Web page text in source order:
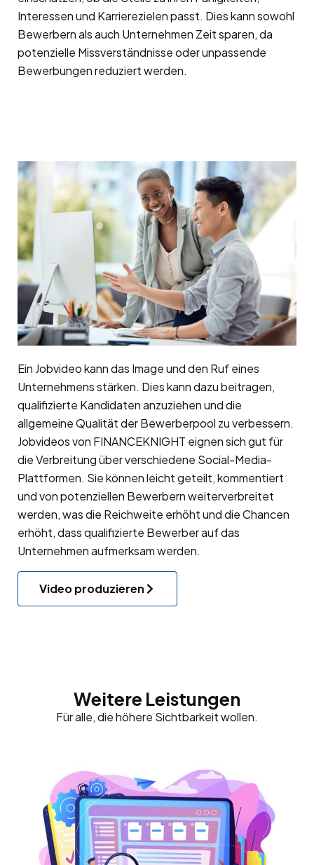
Interessen und Karrierezielen passt. Dies kann sowohl
Bewerbern als auch Unternehmen Zeit sparen, da
potenzielle Missverständnisse oder unpassende
Bewerbungen reduziert werden.
Ein Jobvideo kann das Image und den Ruf eines
Unternehmens stärken. Dies kann dazu beitragen,
qualifizierte Kandidaten anzuziehen und die
allgemeine Qualität der Bewerberpool zu verbessern.
Jobvideos von FINANCEKNIGHT eignen sich gut für
die Verbreitung über verschiedene Social-Media-
Plattformen. Sie können leicht geteilt, kommentiert
und von potenziellen Bewerbern weiterverbreitet
werden, was die Reichweite erhöht und die Chancen
erhöht, dass qualifizierte Bewerber auf das
Unternehmen aufmerksam werden.
Video produzieren
Weitere Leistungen
Für alle, die höhere Sichtbarkeit wollen.